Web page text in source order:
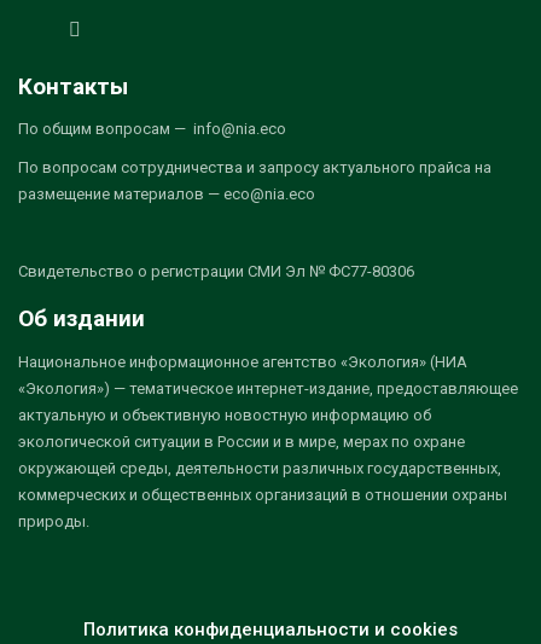
Контакты
По общим вопросам — info@nia.eco
По вопросам сотрудничества и запросу актуального прайса на
размещение материалов — eco@nia.eco
Свидетельство о регистрации СМИ Эл № ФС77-80306
Об издании
Национальное информационное агентство «Экология» (НИА
«Экология») — тематическое интернет-издание, предоставляющее
актуальную и объективную новостную информацию об
экологической ситуации в России и в мире, мерах по охране
окружающей среды, деятельности различных государственных,
коммерческих и общественных организаций в отношении охраны
природы.
Политика конфиденциальности и cookies